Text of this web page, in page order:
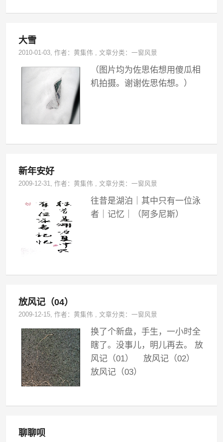
大雪
2010-01-03, 作者：黄集伟 ,文章分类：一窗风景
（图片均为佐思佑想用傻瓜相
机拍摄。谢谢佐思佑想。）
新年安好
2009-12-31, 作者：黄集伟 ,文章分类：一窗风景
往昔是湖泊｜其中只有一位泳
者｜记忆｜（阿多尼斯）
放风记（04）
2009-12-15, 作者：黄集伟 ,文章分类：一窗风景
换了个新盘，手生，一小时全
瞎了。没事儿，明儿再去。 放
风记（01） 放风记（02）
放风记（03）
聊聊呗